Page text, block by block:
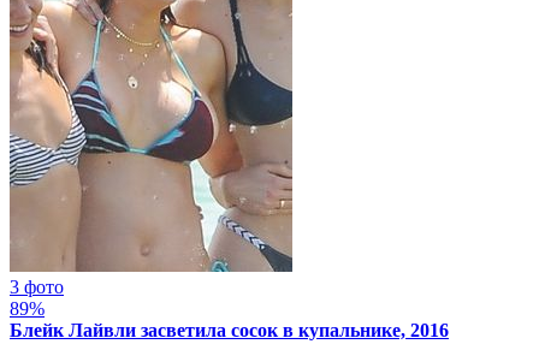
3 фото
89%
Блейк Лайвли засветила сосок в купальнике, 2016